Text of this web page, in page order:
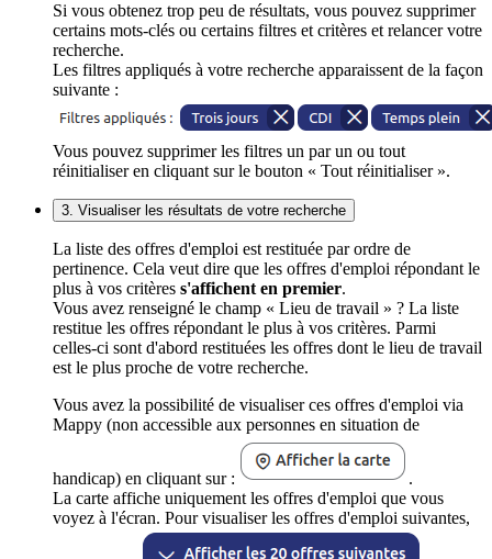
Si vous obtenez trop peu de résultats, vous pouvez supprimer
certains mots-clés ou certains filtres et critères et relancer votre
recherche.
Les filtres appliqués à votre recherche apparaissent de la façon
suivante :
Vous pouvez supprimer les filtres un par un ou tout
réinitialiser en cliquant sur le bouton « Tout réinitialiser ».
3. Visualiser les résultats de votre recherche
La liste des offres d'emploi est restituée par ordre de
pertinence. Cela veut dire que les offres d'emploi répondant le
plus à vos critères s'affichent en premier.
Vous avez renseigné le champ « Lieu de travail » ? La liste
restitue les offres répondant le plus à vos critères. Parmi
celles-ci sont d'abord restituées les offres dont le lieu de travail
est le plus proche de votre recherche.
Vous avez la possibilité de visualiser ces offres d'emploi via
Mappy (non accessible aux personnes en situation de
handicap) en cliquant sur :
.
La carte affiche uniquement les offres d'emploi que vous
voyez à l'écran. Pour visualiser les offres d'emploi suivantes,